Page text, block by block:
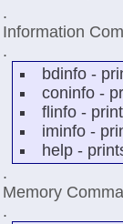
.
Information
.
bdinfo -
coninfo -
flinfo -
iminfo -
help -
.
Memory
.